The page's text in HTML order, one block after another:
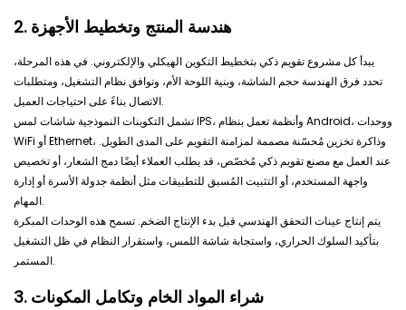
2. هندسة المنتج وتخطيط الأجهزة
يبدأ كل مشروع تقويم ذكي بتخطيط التكوين الهيكلي والإلكتروني. في هذه المرحلة،
تحدد فرق الهندسة حجم الشاشة، وبنية اللوحة الأم، وتوافق نظام التشغيل، ومتطلبات
الاتصال بناءً على احتياجات العميل.
تشمل التكوينات النموذجية شاشات لمس IPS، وأنظمة تعمل بنظام Android، ووحدات
WiFi أو Ethernet، وذاكرة تخزين مُحسّنة مصممة لمزامنة التقويم على المدى الطويل.
عند العمل مع مصنع تقويم ذكي مُخصّص، قد يطلب العملاء أيضًا دمج الشعار، أو تخصيص
واجهة المستخدم، أو التثبيت المُسبق للتطبيقات مثل أنظمة جدولة الأسرة أو إدارة
المهام.
يتم إنتاج عينات التحقق الهندسي قبل بدء الإنتاج الضخم. تسمح هذه الوحدات المبكرة
بتأكيد السلوك الحراري، واستجابة شاشة اللمس، واستقرار النظام في ظل التشغيل
المستمر.
3. شراء المواد الخام وتكامل المكونات